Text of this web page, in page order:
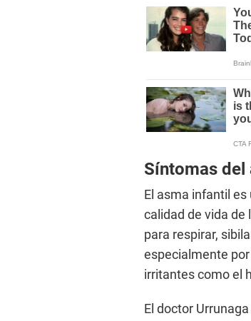
Síntomas del
El asma infantil
calidad de vida de
para respirar,
especialmente
irritantes como el
El doctor